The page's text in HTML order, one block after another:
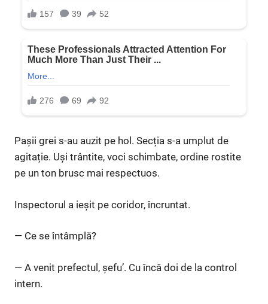
Pașii grei s-au auzit pe hol. Secția s-a umplut de
agitație. Uși trântite, voci schimbate, ordine rostite
pe un ton brusc mai respectuos.
Inspectorul a ieșit pe coridor, încruntat.
— Ce se întâmplă?
— A venit prefectul, șefu’. Cu încă doi de la control
intern.